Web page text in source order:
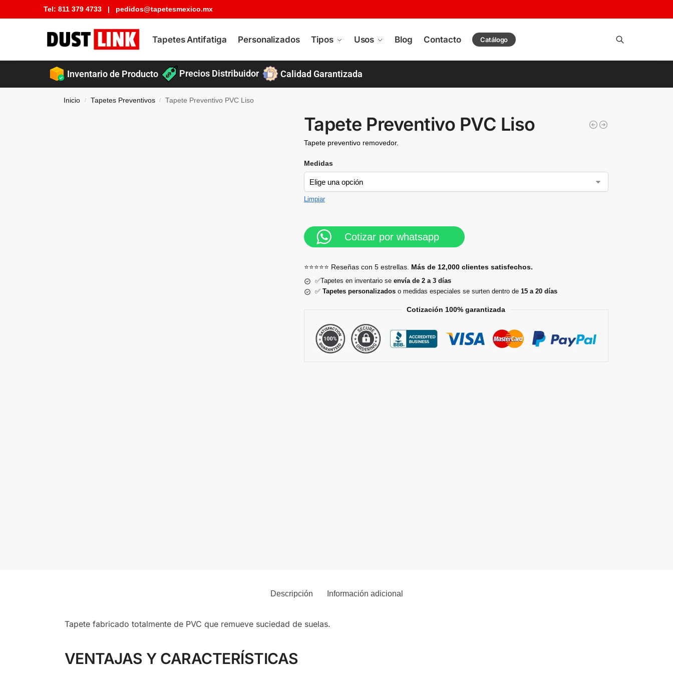
Tel: 811 379 4733 | pedidos@tapetesmexico.mx
Tapetes Antifatiga Personalizados Tipos Usos Blog Contacto Catálogo
Buscar tapete
Inventario de Producto Precios Distribuidor Calidad Garantizada
Inicio / Tapetes Preventivos / Tapete Preventivo PVC Liso
Tapete Preventivo PVC Liso
Tapete preventivo removedor.
Medidas
Limpiar
Cotizar por whatsapp
⭐⭐⭐⭐⭐ Reseñas con 5 estrellas. Más de 12,000 clientes satisfechos.
✅Tapetes en inventario se envía de 2 a 3 días
✅ Tapetes personalizadoso medidas especiales se surten dentro de 15 a 20 días
Cotización 100% garantizada
Descripción Información adicional
Tapete fabricado totalmente de PVC que remueve suciedad de suelas.
VENTAJAS Y CARACTERÍSTICAS